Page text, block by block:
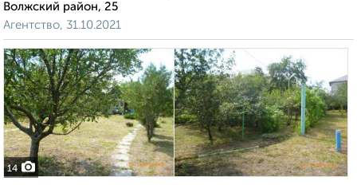
Волжский район, 25
Агентство, 31.10.2021
14